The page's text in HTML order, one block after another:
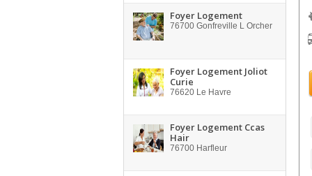
Foyer Logement
76700 Gonfreville L Orcher
Foyer Logement Joliot
Curie
76620 Le Havre
Foyer Logement Ccas
Hair
76700 Harfleur